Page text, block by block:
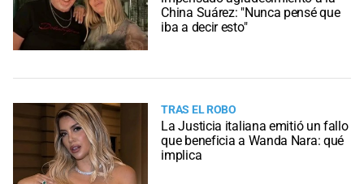
China Suárez: "Nunca pensé que
iba a decir esto"
TRAS EL ROBO
La Justicia italiana emitió un fallo
que beneficia a Wanda Nara: qué
implica